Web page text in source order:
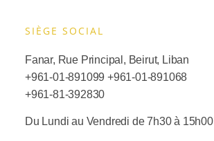
SIÈGE SOCIAL​
Fanar, Rue Principal, Beirut, Liban
+961-01-891099 +961-01-891068
+961-81-392830
Du Lundi au Vendredi de 7h30 à 15h00